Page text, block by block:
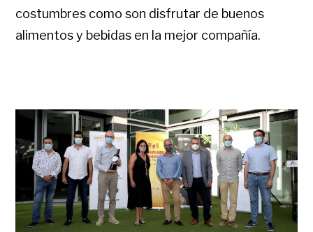
costumbres como son disfrutar de buenos
alimentos y bebidas en la mejor compañía.